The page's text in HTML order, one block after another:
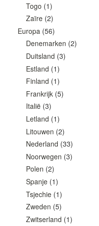
Togo (1)
Zaïre (2)
Europa (56)
Denemarken (2)
Duitsland (3)
Estland (1)
Finland (1)
Frankrijk (5)
Italië (3)
Letland (1)
Litouwen (2)
Nederland (33)
Noorwegen (3)
Polen (2)
Spanje (1)
Tsjechie (1)
Zweden (5)
Zwitserland (1)